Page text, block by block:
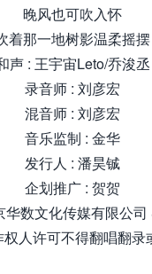
晚风也可吹入怀
着那一地树影温柔摇摆
声 : 王宇宙Leto/乔浚丞
录音师 : 刘彦宏
混音师 : 刘彦宏
音乐监制 : 金华
发行人 : 潘昊铖
企划推广 : 贺贺
华数文化传媒有限公
人许可不得翻唱翻录